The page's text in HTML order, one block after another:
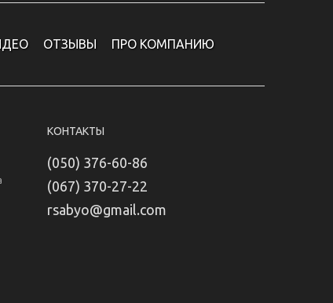
ОТЗЫВЫ ПРО КОМПАНИЮ
КОНТАКТЫ
(050) 376-60-86
(067) 370-27-22
rsabyo@gmail.com